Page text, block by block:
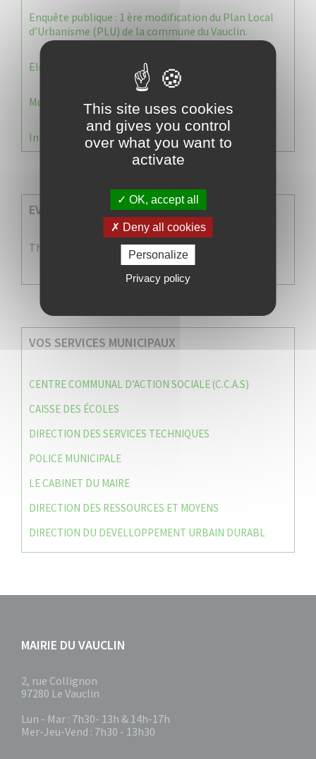
Enquête publique : 1 ère modification du Plan Local
d’Urbanisme (PLU) de la commune du Vauclin.
Election 2026 : Commission de contrôle
Municipale 2026 : Transfert du Bureau de Vote n°2
Information Élections – Carte Électorale
EVENEMENTS A VENIR
There are no events
VOS SERVICES MUNICIPAUX
CENTRE COMMUNAL D’ACTION SOCIALE (C.C.A.S)
CAISSE DES ÉCOLES
DIRECTION DES SERVICES TECHNIQUES
POLICE MUNICIPALE
LE CABINET DU MAIRE
DIRECTION DES RESSOURCES ET MOYENS
DIRECTION DU DEVELLOPPEMENT URBAIN DURABL
MAIRIE DU VAUCLIN
2, rue Collignon
97280 Le Vauclin
Lun - Mar : 7h30- 13h & 14h-17h
Mer-Jeu-Vend : 7h30 - 13h30
This site uses cookies
and gives you control
over what you want to
activate
OK, accept all
Deny all cookies
Personalize
Privacy policy